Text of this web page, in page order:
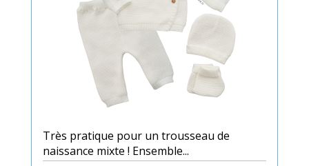
Très pratique pour un trousseau de
naissance mixte ! Ensemble...